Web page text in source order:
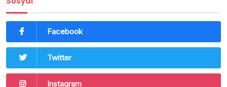
Facebook
Twitter
Instagram